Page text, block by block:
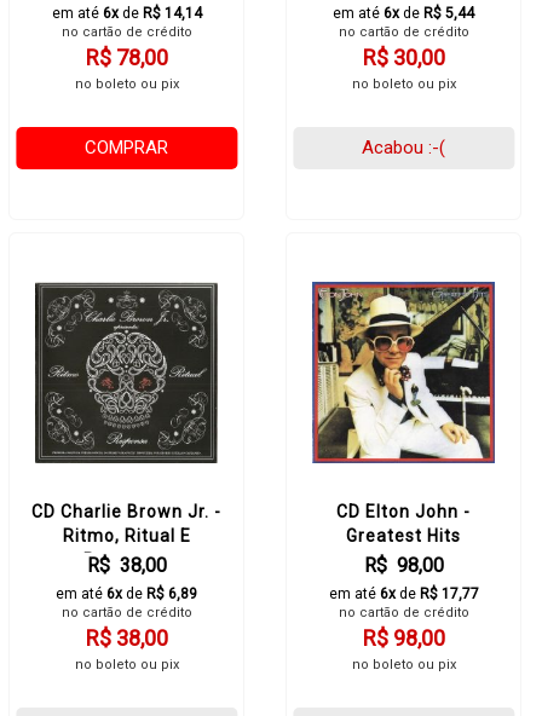
em até 6xde R$ 14,14
no cartão de crédito
R$ 78,00
no boleto ou pix
COMPRAR
em até 6xde R$ 5,44
no cartão de crédito
R$ 30,00
no boleto ou pix
Acabou :-(
CD Charlie Brown Jr. -
Ritmo, Ritual E
Responsa
R$ 38,00
em até 6xde R$ 6,89
no cartão de crédito
R$ 38,00
no boleto ou pix
CD Elton John -
Greatest Hits
R$ 98,00
em até 6xde R$ 17,77
no cartão de crédito
R$ 98,00
no boleto ou pix